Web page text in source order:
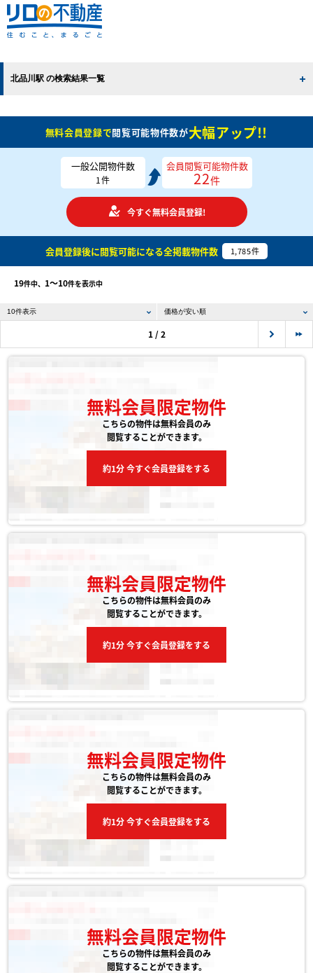
北品川駅 の検索結果一覧
無料会員登録で閲覧可能物件数が大幅アップ!!
一般公開物件数
1件
会員閲覧可能物件数
22件
今すぐ無料会員登録!
会員登録後に閲覧可能になる全掲載物件数 1,785件
19件中、 1〜10件を表示中
1 / 2
無料会員限定物件
こちらの物件は無料会員のみ
閲覧することができます。
約1分 今すぐ会員登録をする
無料会員限定物件
こちらの物件は無料会員のみ
閲覧することができます。
約1分 今すぐ会員登録をする
無料会員限定物件
こちらの物件は無料会員のみ
閲覧することができます。
約1分 今すぐ会員登録をする
無料会員限定物件
こちらの物件は無料会員のみ
閲覧することができます。